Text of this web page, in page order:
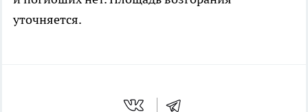
уточняется.